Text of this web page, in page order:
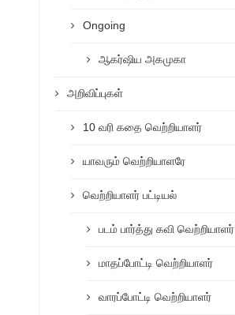
Ongoing
ஆகர்ஷிய அகமுகா
அறிவிப்புகள்
10 வரி கதை வெற்றியாளர்
யாவரும் வெற்றியாளரே
வெற்றியாளர் பட்டியல்
படம் பார்த்து கவி வெற்றியாளர்
மாதப்போட்டி வெற்றியாளர்
வாரப்போட்டி வெற்றியாளர்